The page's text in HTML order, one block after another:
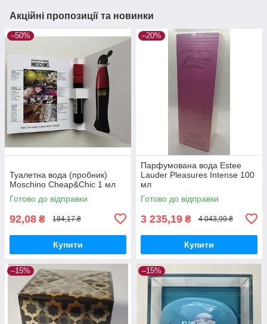
Акційні пропозиції та новинки
–50%
Туалетна вода (пробник)
Moschino Cheap&Chic 1 мл
Готово до відправки
92,08 ₴ 184,17 ₴
Купити
–20%
Парфумована вода Estee
Lauder Pleasures Intense 100
мл
Готово до відправки
3 235,19 ₴ 4 043,99 ₴
Купити
–15% –15%